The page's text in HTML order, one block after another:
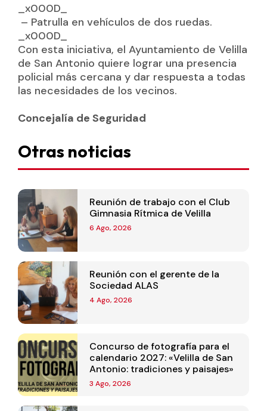
_x000D_
– Patrulla en vehículos de dos ruedas.
_x000D_
Con esta iniciativa, el Ayuntamiento de Velilla
de San Antonio quiere lograr una presencia
policial más cercana y dar respuesta a todas
las necesidades de los vecinos.
Concejalía de Seguridad
Otras noticias
Reunión de trabajo con el Club
Gimnasia Rítmica de Velilla
6 Ago, 2026
Reunión con el gerente de la
Sociedad ALAS
4 Ago, 2026
Concurso de fotografía para el
calendario 2027: «Velilla de San
Antonio: tradiciones y paisajes»
3 Ago, 2026